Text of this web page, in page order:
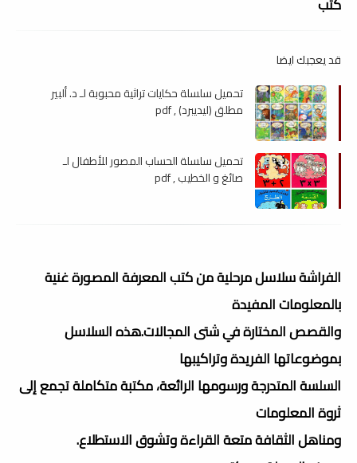
قد يعجبك ايضا
تحميل سلسلة حكايات تراثية محبوبة لـ د. ألبير
مطلق (ليديبرد) , pdf
تحميل سلسلة الحساب المصور للأطفال لـ
صائغ و الخطيب , pdf
الفراشة سلاسل مرحلية من كتب المعرفة المصورة غنية
بالمعلومات المفيدة
والقصص المختارة في شتى المجالات.هذه السلاسل
بموضوعاتها الفريدة وتراكيبها
السلسة المتدرجة ورسومها الرائعة، مكتبة متكاملة تجمع إلى
ثروة المعلومات
ومناهل الثقافة متعة القراءة وتشوق الاستطلاع.